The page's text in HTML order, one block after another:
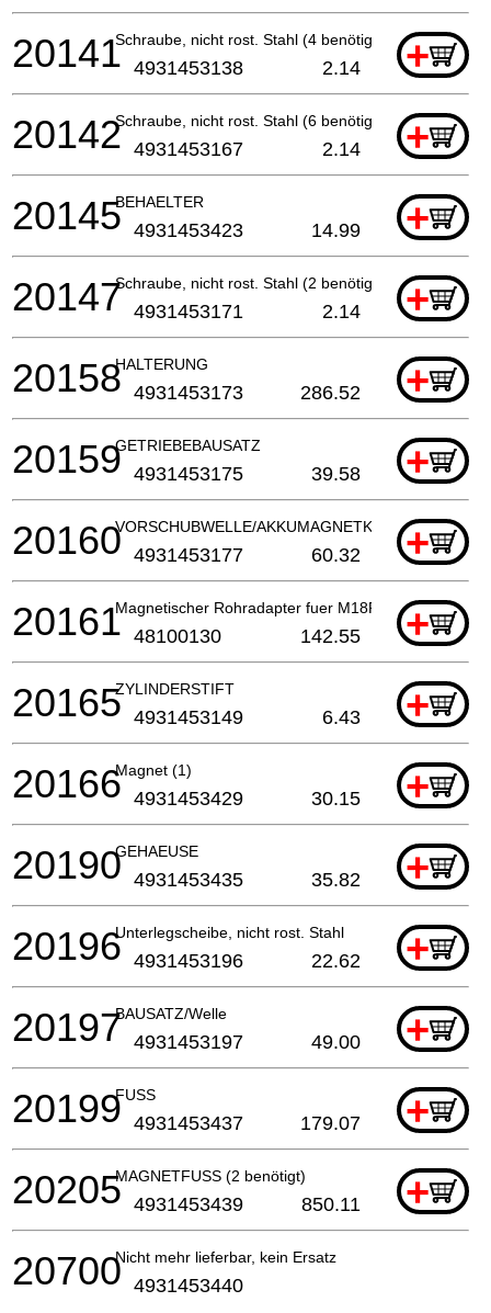
Schraube, nicht rost. Stahl (4 benötigt) +
20141 4931453138 2.14
Schraube, nicht rost. Stahl (6 benötigt) +
20142 4931453167 2.14
BEHAELTER +
20145 4931453423 14.99
Schraube, nicht rost. Stahl (2 benötigt) +
20147 4931453171 2.14
HALTERUNG +
20158 4931453173 286.52
GETRIEBEBAUSATZ +
20159 4931453175 39.58
VORSCHUBWELLE/ +
20160 4931453177 60.32
Magnetischer Rohradapter fuer M18FMDP+
20161 48100130 142.55
ZYLINDERSTIFT +
20165 4931453149 6.43
Magnet (1) +
20166 4931453429 30.15
GEHAEUSE +
20190 4931453435 35.82
Unterlegscheibe, nicht rost. Stahl +
20196 4931453196 22.62
BAUSATZ/Welle +
20197 4931453197 49.00
FUSS +
20199 4931453437 179.07
MAGNETFUSS (2 benötigt) +
20205 4931453439 850.11
Nicht mehr lieferbar, kein Ersatz
20700 4931453440